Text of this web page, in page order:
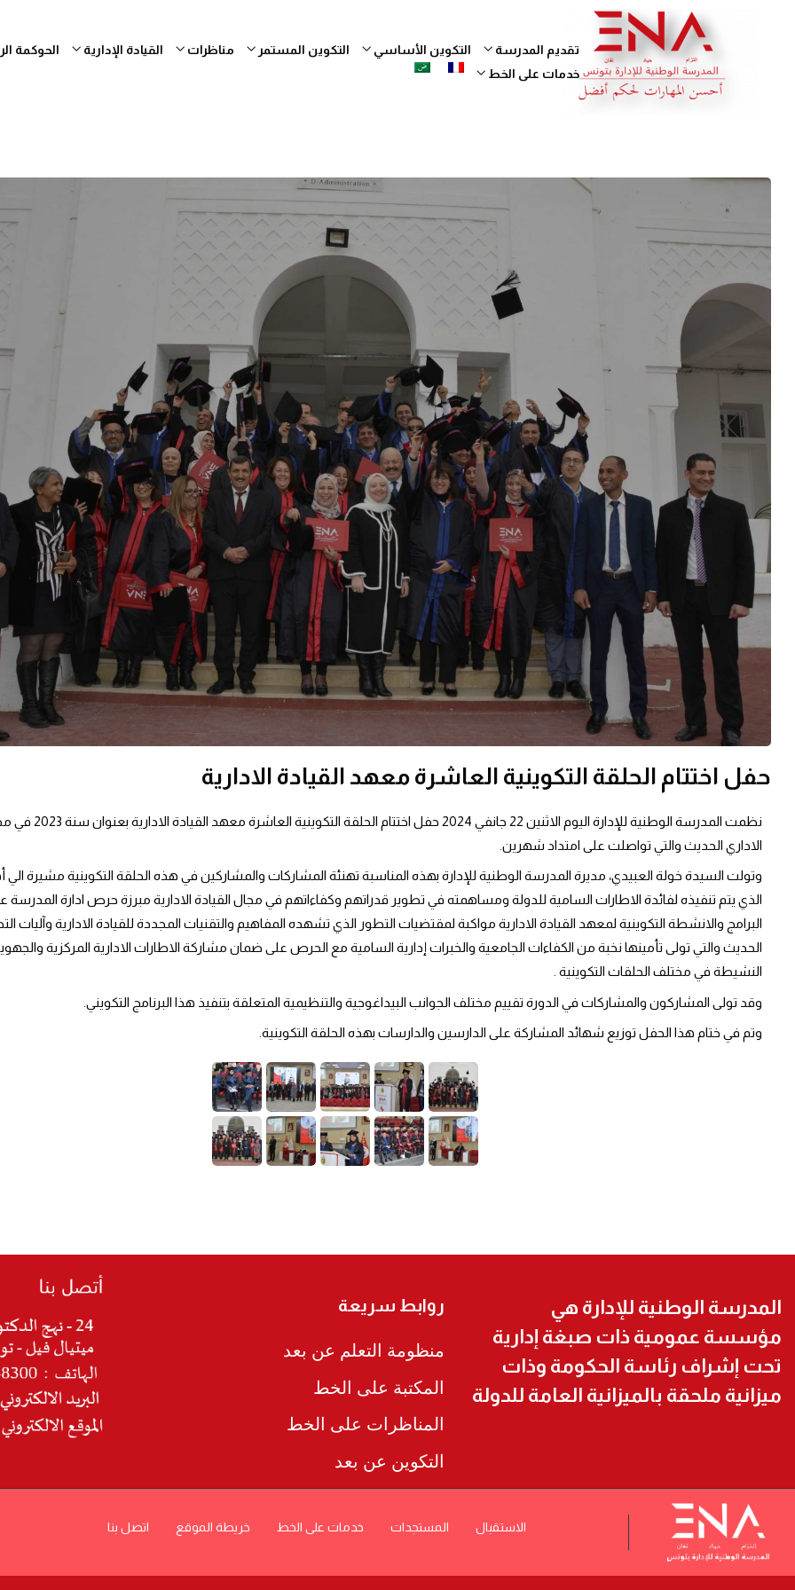
تقديم المدرسة التكوين الأساسي التكوين المستمر مناظرات القيادة الإدارية الحوكمة
خدمات على الخط
حفل اختتام الحلقة التكوينية العاشرة معهد القيادة الادارية
الاداري الحديث والتي تواصلت على امتداد شهرين.
النشيطة في مختلف الحلقات التكوينية .
وقد تولى المشاركون والمشاركات في الدورة تقييم مختلف الجوانب البيداغوجية والتنظيمية المتعلقة بتنفيذ هذا البرنامج التكويني.
وتم في ختام هذا الحفل توزيع شهائد المشاركة على الدارسين والدارسات بهذه الحلقة التكوينية.
المدرسة الوطنية للإدارة هي
مؤسسة عمومية ذات صبغة إدارية
تحت إشراف رئاسة الحكومة وذات
ميزانية ملحقة بالميزانية العامة للدولة
روابط سريعة
منظومة التعلم عن بعد
المكتبة على الخط
المناظرات على الخط
التكوين عن بعد
الاستقبال المستجدات خدمات على الخط خريطة الموقع اتصل بنا